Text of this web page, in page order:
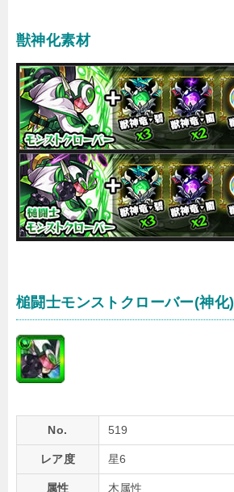
獣神化素材
槌闘士モンストクローバー(神化)
No. 519
レア度 星6
属性 木属性